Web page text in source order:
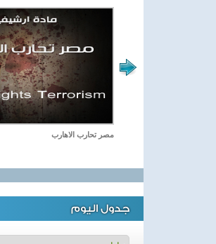
مصر تحارب الاهارب
جدول اليوم